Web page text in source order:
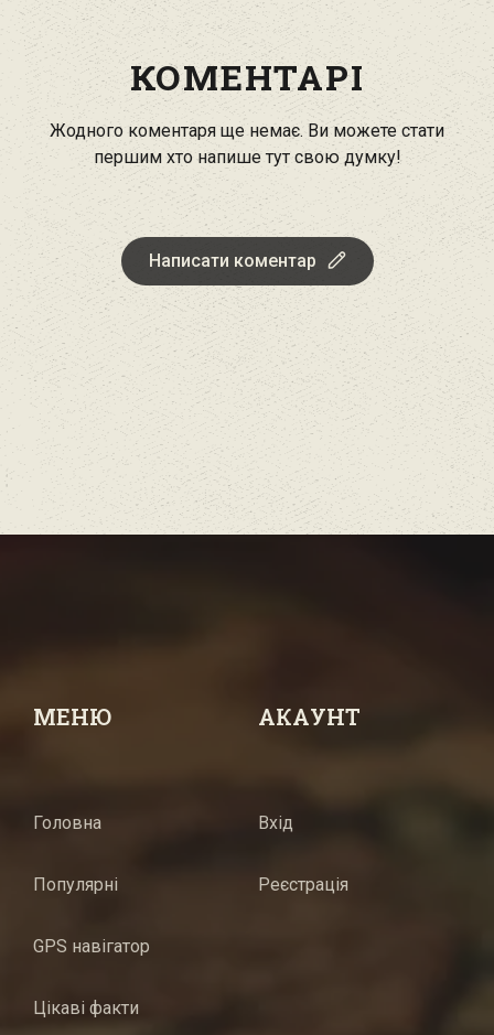
КОМЕНТАРІ
Жодного коментаря ще немає. Ви можете стати
першим хто напише тут свою думку!
Написати коментар
МЕНЮ
Головна
Популярні
GPS навігатор
Цікаві факти
АКАУНТ
Вхід
Реєстрація